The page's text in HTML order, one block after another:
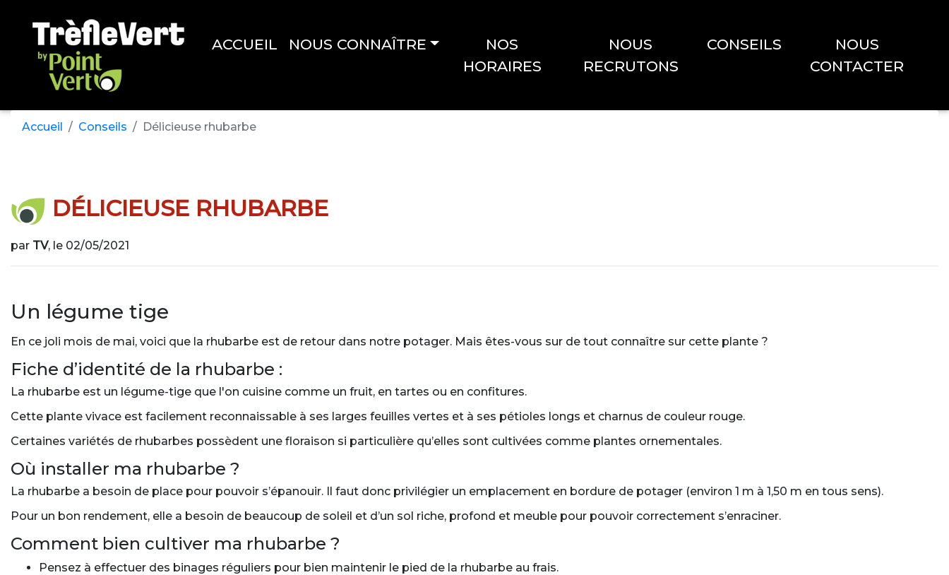
ACCUEIL NOUS CONNAÎTRE
NOS
HORAIRES
NOUS
RECRUTONS
CONSEILS
NOUS
CONTACTER
Accueil Conseils Délicieuse rhubarbe
DÉLICIEUSE RHUBARBE
par TV, le 02/05/2021
Un légume tige
En ce joli mois de mai, voici que la rhubarbe est de retour dans notre potager. Mais êtes-vous sur de tout connaître sur cette plante ?
Fiche d’identité de la rhubarbe :
La rhubarbe est un légume-tige que l'on cuisine comme un fruit, en tartes ou en confitures.
Cette plante vivace est facilement reconnaissable à ses larges feuilles vertes et à ses pétioles longs et charnus de couleur rouge.
Certaines variétés de rhubarbes possèdent une floraison si particulière qu’elles sont cultivées comme plantes ornementales.
Où installer ma rhubarbe ?
La rhubarbe a besoin de place pour pouvoir s’épanouir. Il faut donc privilégier un emplacement en bordure de potager (environ 1 m à 1,50 m en tous sens).
Pour un bon rendement, elle a besoin de beaucoup de soleil et d’un sol riche, profond et meuble pour pouvoir correctement s’enraciner.
Comment bien cultiver ma rhubarbe ?
Pensez à effectuer des binages réguliers pour bien maintenir le pied de la rhubarbe au frais.